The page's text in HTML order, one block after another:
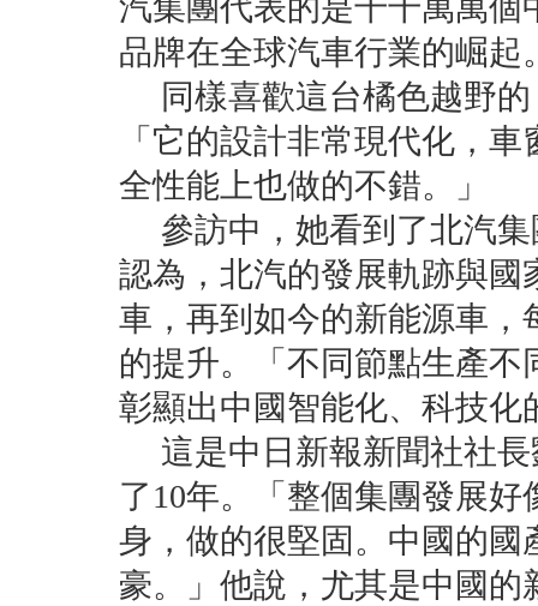
汽集團代表的是千千萬萬
品牌在全球汽車行業的崛起
同樣喜歡這台橘色越野的
「它的設計非常現代化，
全性能上也做的不錯。」
參訪中，她看到了北汽集
認為，北汽的發展軌跡與
車，再到如今的新能源車
的提升。「不同節點生產
彰顯出中國智能化、科技化
這是中日新報新聞社社長
了10年。「整個集團發展
身，做的很堅固。中國的
豪。」他說，尤其是中國